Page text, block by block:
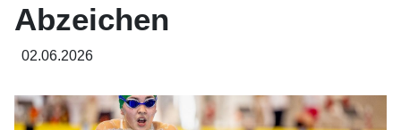
Abzeichen
02.06.2026